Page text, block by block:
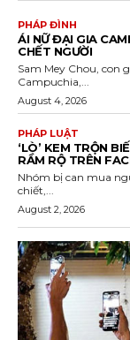
PHÁP ĐÌNH
ÁI NỮ ĐẠI GIA
CHẾT NGƯỜI
Sam Mey Chou, con
Campuchia,...
August 4, 2026
PHÁP LUẬT
‘LÒ’ KEM TRỘN
RẦM RỘ TRÊN
Nhóm bị can mua
chiết,...
August 2, 2026